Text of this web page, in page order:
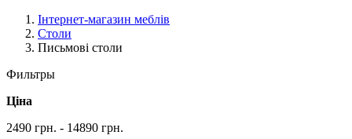
Інтернет-магазин меблів
Столи
Письмові столи
Фильтры
Ціна
2490 грн. - 14890 грн.